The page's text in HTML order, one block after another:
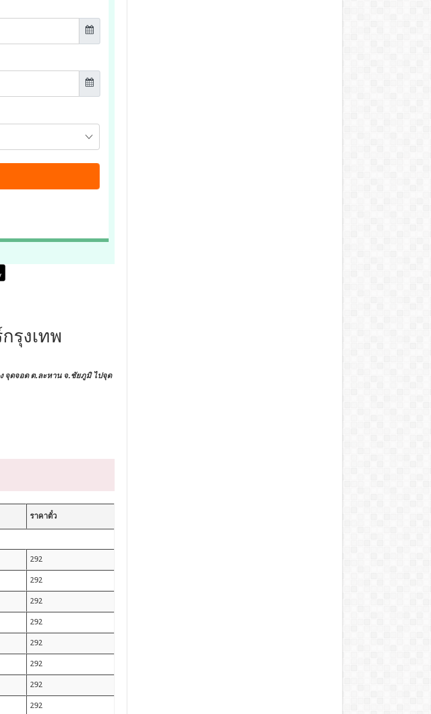
รุงเทพ
จุดจอด ต.ละหาน จ.ชัยภูมิ ไปจุด
ราคาตั๋ว
292
292
292
292
292
292
292
292